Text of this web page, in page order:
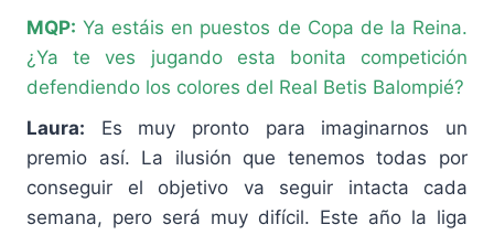
MQP: Ya estáis en puestos de Copa de la Reina.
¿Ya te ves jugando esta bonita competición
defendiendo los colores del Real Betis Balompié?
Laura: Es muy pronto para imaginarnos un
premio así. La ilusión que tenemos todas por
conseguir el objetivo va seguir intacta cada
semana, pero será muy difícil. Este año la liga